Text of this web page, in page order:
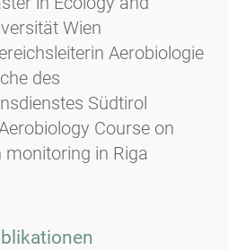
Wien
Aerobiologie
des
Südtirol
Course on
in Riga